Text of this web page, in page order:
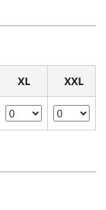
XL XXL